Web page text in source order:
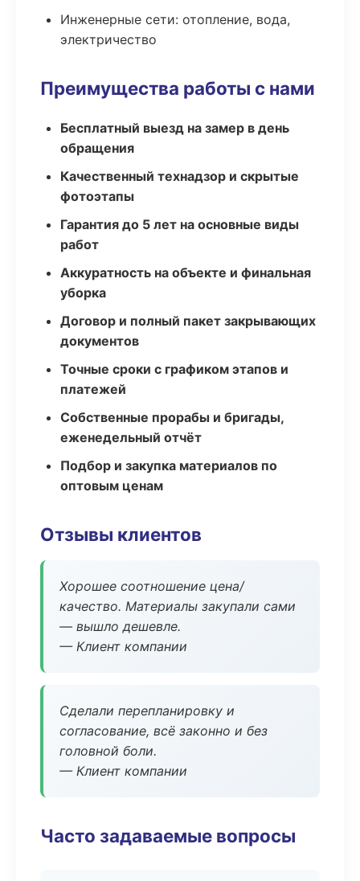
Инженерные сети: отопление, вода,
электричество
Преимущества работы с нами
Бесплатный выезд на замер в день
обращения
Качественный технадзор и скрытые
фотоэтапы
Гарантия до 5 лет на основные виды
работ
Аккуратность на объекте и финальная
уборка
Договор и полный пакет закрывающих
документов
Точные сроки с графиком этапов и
платежей
Собственные прорабы и бригады,
еженедельный отчёт
Подбор и закупка материалов по
оптовым ценам
Отзывы клиентов
Хорошее соотношение цена/
качество. Материалы закупали сами
— вышло дешевле.
— Клиент компании
Сделали перепланировку и
согласование, всё законно и без
головной боли.
— Клиент компании
Часто задаваемые вопросы